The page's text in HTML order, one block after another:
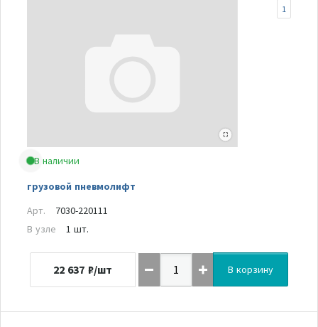
В наличии
грузовой пневмолифт
1
Арт.
7030-220111
В узле
1 шт.
22 637 ₽/шт В корзину